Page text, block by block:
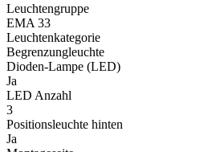
Leuchtengruppe
EMA 33
Leuchtenkategorie
Begrenzungleuchte
Dioden-Lampe (LED)
Ja
LED Anzahl
3
Positionsleuchte hinten
Ja